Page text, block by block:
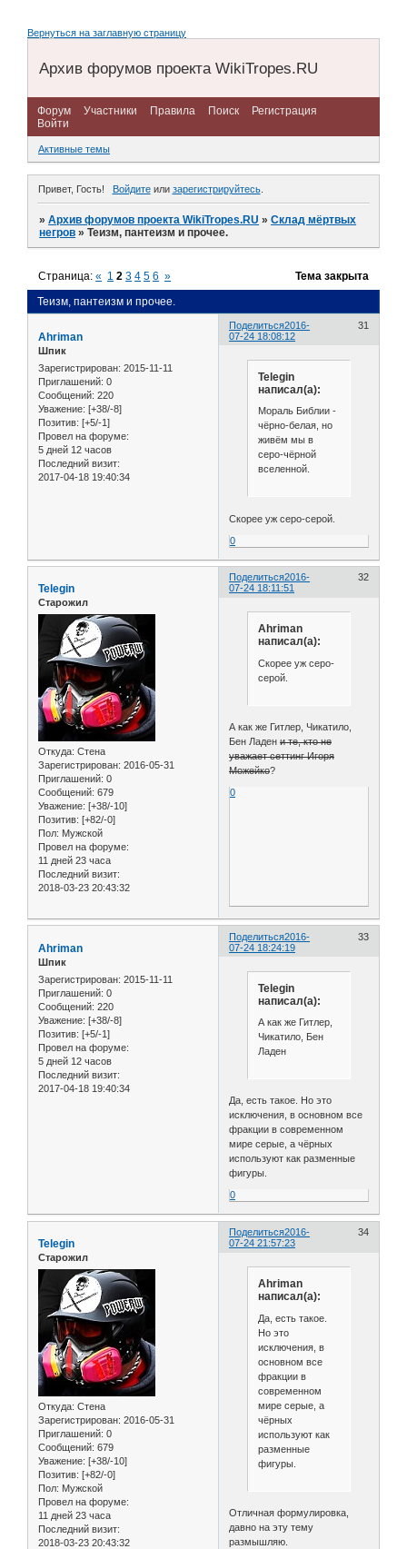
Вернуться на заглавную страницу
Архив форумов проекта WikiTropes.RU
Форум Участники Правила Поиск
Регистрация
Войти
Активные темы
Привет, Гость! Войдитеили зарегистрируйтесь.
»Архив форумов проекта WikiTropes.RU »Склад мёртвых
негров »Теизм, пантеизм и прочее.
Теизм, пантеизм и прочее.
Страница:« 1 2 3 4 5 6 » Тема закрыта
Поделиться 31
2016-
07-24 18:08:12
Ahriman
Шпик
Зарегистрирован: 2015-11-11
Приглашений: 0
Сообщений: 220
Уважение: [+38/-8]
Позитив: [+5/-1]
Провел на форуме:
5 дней 12 часов
Последний визит:
2017-04-18 19:40:34
Telegin
написал(а):
Мораль Библии -
чёрно-белая, но
живём мы в
серо-чёрной
вселенной.
Скорее уж серо-серой.
0
Поделиться 32
2016-
07-24 18:11:51
Telegin
Старожил
Откуда: Стена
Зарегистрирован: 2016-05-31
Приглашений: 0
Сообщений: 679
Уважение: [+38/-10]
Позитив: [+82/-0]
Пол: Мужской
Провел на форуме:
11 дней 23 часа
Последний визит:
2018-03-23 20:43:32
Ahriman
написал(а):
Скорее уж серо-
серой.
А как же Гитлер, Чикатило,
Бен Ладени те, кто не
уважает сеттинг Игоря
Можейко?
0
Поделиться 33
2016-
07-24 18:24:19
Ahriman
Шпик
Зарегистрирован: 2015-11-11
Приглашений: 0
Сообщений: 220
Уважение: [+38/-8]
Позитив: [+5/-1]
Провел на форуме:
5 дней 12 часов
Последний визит:
2017-04-18 19:40:34
Telegin
написал(а):
А как же Гитлер,
Чикатило, Бен
Ладен
Да, есть такое. Но это
исключения, в основном все
фракции в современном
мире серые, а чёрных
используют как разменные
фигуры.
0
Поделиться 34
2016-
07-24 21:57:23
Telegin
Старожил
Откуда: Стена
Зарегистрирован: 2016-05-31
Приглашений: 0
Сообщений: 679
Уважение: [+38/-10]
Позитив: [+82/-0]
Пол: Мужской
Провел на форуме:
11 дней 23 часа
Последний визит:
2018-03-23 20:43:32
Ahriman
написал(а):
Да, есть такое.
Но это
исключения, в
основном все
фракции в
современном
мире серые, а
чёрных
используют как
разменные
фигуры.
Отличная формулировка,
давно на эту тему
размышляю.